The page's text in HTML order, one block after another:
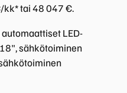
kk* tai 48 047 €.
LED-
sähkötoiminen